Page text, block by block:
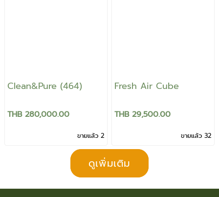
Clean&Pure (464)
THB 280,000.00
ขายแล้ว 2
Fresh Air Cube
THB 29,500.00
ขายแล้ว 32
ดูเพิ่มเติม